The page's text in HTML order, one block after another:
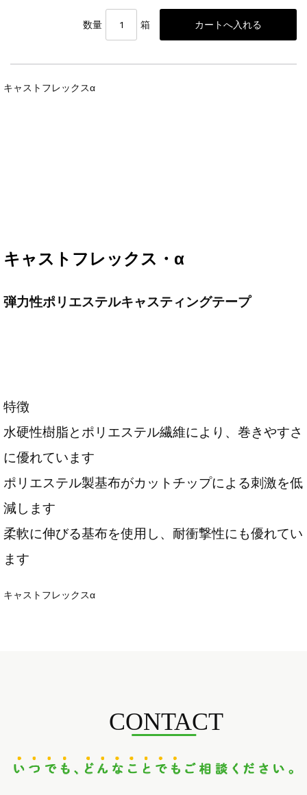
数量 箱
キャストフレックスα
キャストフレックス・α
弾力性ポリエステルキャスティングテープ
特徴
水硬性樹脂とポリエステル繊維により、巻きやすさ
に優れています
ポリエステル製基布がカットチップによる刺激を低
減します
柔軟に伸びる基布を使用し、耐衝撃性にも優れてい
ます
キャストフレックスα
CONTACT